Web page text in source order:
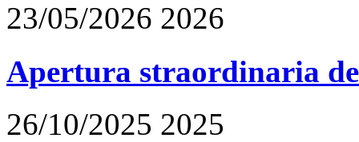
23/05/2026 2026
Apertura straordinaria
26/10/2025 2025